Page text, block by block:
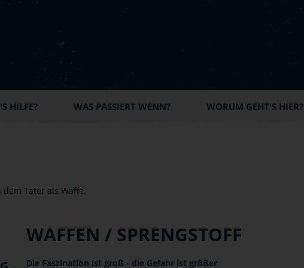
HILFE? WAS PASSIERT WENN? WORUM GEHT'S HIER?
WAFFEN / SPRENGSTOFF
Die Faszination ist groß - die Gefahr ist größer